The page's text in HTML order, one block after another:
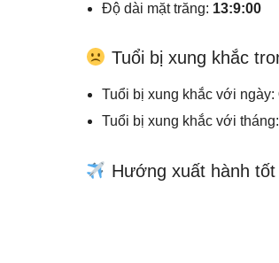
Độ dài mặt trăng: 13:9:00
Tuổi bị xung khắc
Tuổi bị xung khắc với ngày:
Tuổi bị xung khắc với tháng:
Hướng xuất hành